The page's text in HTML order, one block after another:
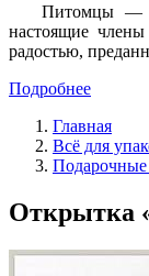
Питомцы —
настоящие
радостью,
Подробнее
Главная
Всё для
Подарочные
Открытка